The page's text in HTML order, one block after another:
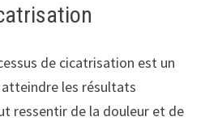
de cicatrisation est un
les résultats
ressentir de la douleur et de